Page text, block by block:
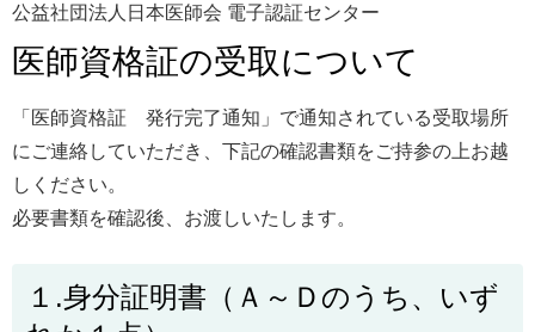
関連リンク
公益社団法人日本医師会 電子認証センター
医師資格証の受取について
「医師資格証 発行完了通知」で通知されている受取場所
にご連絡していただき、下記の確認書類をご持参の上お越
しください。
必要書類を確認後、お渡しいたします。
１.身分証明書（Ａ～Ｄのうち、いず